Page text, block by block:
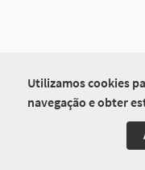
Utilizamos cookies
navegação e obter